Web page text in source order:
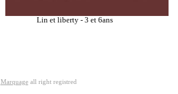
Lin et liberty - 3 et 6ans
Marquageall right registred